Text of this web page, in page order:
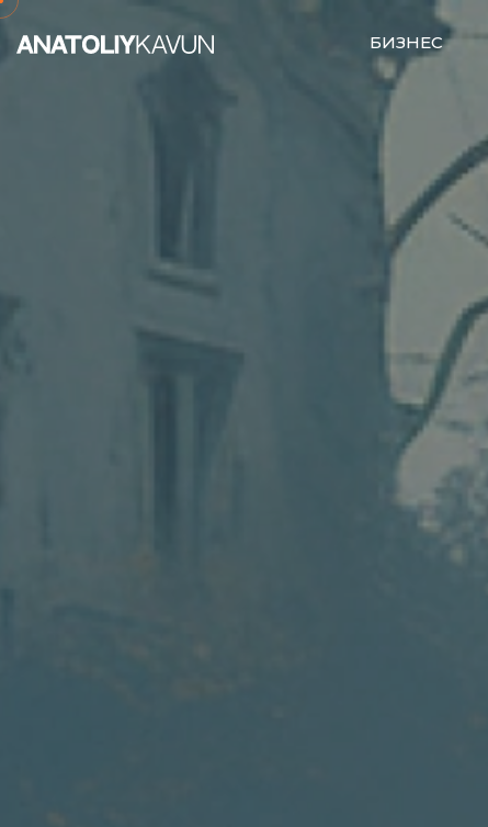
БИЗНЕС